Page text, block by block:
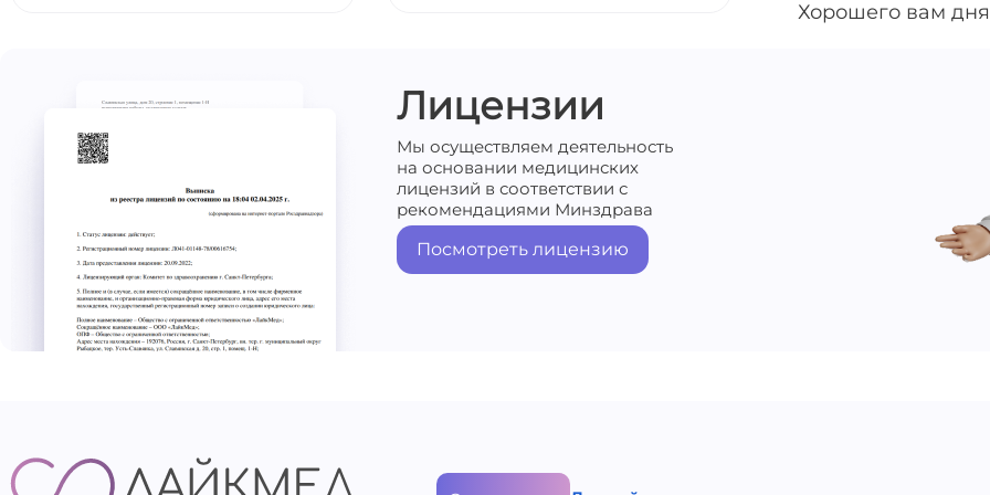
Хорошего вам
Лицензии
Мы осуществляем деятельность
на основании медицинских
лицензий в соответствии с
рекомендациями Минздрава
Посмотреть лицензию